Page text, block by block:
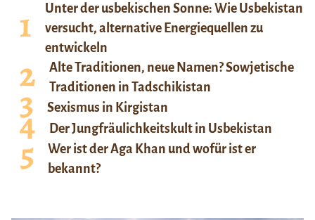
Unter der usbekischen Sonne: Wie Usbekistan
versucht, alternative Energiequellen zu
entwickeln
Alte Traditionen, neue Namen? Sowjetische
Traditionen in Tadschikistan
Sexismus in Kirgistan
Der Jungfräulichkeitskult in Usbekistan
Wer ist der Aga Khan und wofür ist er
bekannt?